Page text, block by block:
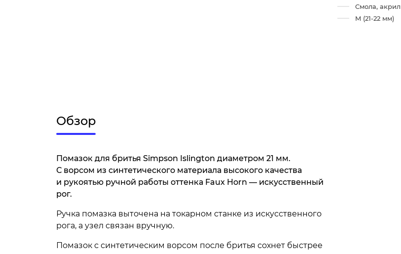
Смола, акрил
M (21-22 мм)
Обзор
Помазок для бритья Simpson Islington диаметром 21 мм.
С ворсом из синтетического материала высокого качества
и рукоятью ручной работы оттенка Faux Horn — искусственный
рог.
Ручка помазка выточена на токарном станке из искусственного
рога, а узел связан вручную.
Помазок с синтетическим ворсом после бритья сохнет быстрее